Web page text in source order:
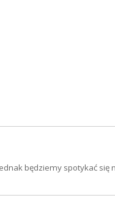
będziemy spotykać się